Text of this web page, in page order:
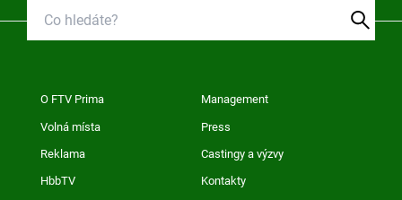
O FTV Prima Management
Volná místa Press
Reklama Castingy a výzvy
HbbTV Kontakty